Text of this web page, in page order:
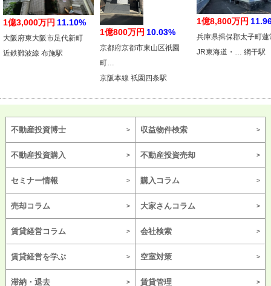
1億3,000万円 11.10%
大阪府東大阪市足代新町
近鉄難波線 布施駅
1億800万円 10.03%
京都府京都市東山区祇園
町…
京阪本線 祇園四条駅
1億8,800万円
兵庫県揖保郡太子町蓮
JR東海道・… 網干駅
不動産投資博士 収益物件検索
不動産投資購入 不動産投資売却
セミナー情報 購入コラム
売却コラム 大家さんコラム
賃貸経営コラム 会社検索
賃貸経営を学ぶ 空室対策
滞納・退去 賃貸管理